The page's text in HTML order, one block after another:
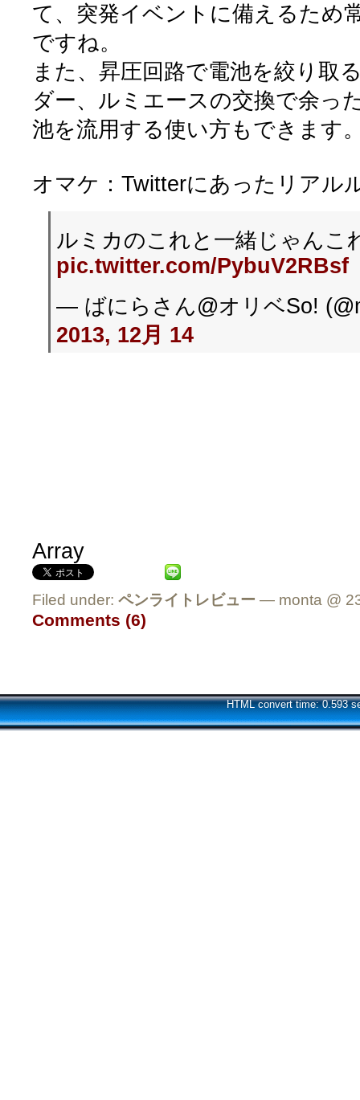
て、突発イベントに備えるため
ですね。
また、昇圧回路で電池を絞り取
ダー、ルミエースの交換で余っ
池を流用する使い方もできます
オマケ：Twitterにあったリアル
ルミカのこれと一緒じゃんこ
pic.twitter.com/PybuV2RBsf
— ばにらさん@オリベSo!
2013, 12月 14
Array
Filed under: ペンライトレビュー — monta @
Comments (6)
HTML convert time: 0.593